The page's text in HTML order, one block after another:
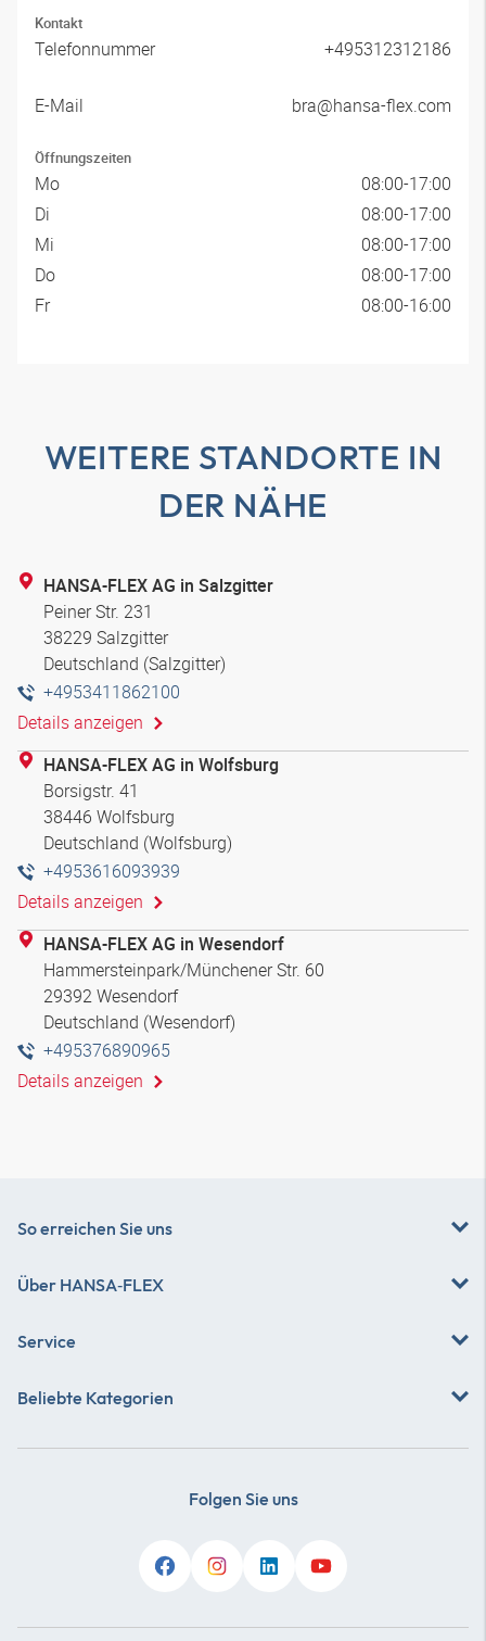
Kontakt
Telefonnummer +495312312186
E-Mail bra@hansa-flex.com
Öffnungszeiten
Mo
08:00-17:00
Di
08:00-17:00
Mi
08:00-17:00
Do
08:00-17:00
Fr
08:00-16:00
WEITERE STANDORTE IN
DER NÄHE
HANSA-FLEX AG in Salzgitter
Peiner Str. 231
38229 Salzgitter
Deutschland (Salzgitter)
+4953411862100
Details anzeigen
HANSA-FLEX AG in Wolfsburg
Borsigstr. 41
38446 Wolfsburg
Deutschland (Wolfsburg)
+4953616093939
Details anzeigen
HANSA-FLEX AG in Wesendorf
Hammersteinpark/Münchener Str. 60
29392 Wesendorf
Deutschland (Wesendorf)
+495376890965
Details anzeigen
So erreichen Sie uns
Über HANSA‑FLEX
Service
Beliebte Kategorien
Folgen Sie uns